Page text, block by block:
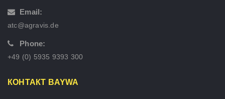
Email:
atc@agravis.de
Phone:
+49 (0) 5935 9393 300
КОНТАКТ BAYWA